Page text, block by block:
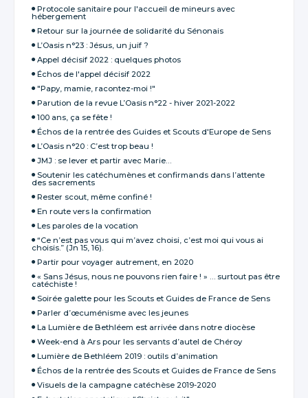
Protocole sanitaire pour l'accueil de mineurs avec
hébergement
Retour sur la journée de solidarité du Sénonais
L’Oasis n°23 : Jésus, un juif ?
Appel décisif 2022 : quelques photos
Échos de l'appel décisif 2022
"Papy, mamie, racontez-moi !"
Parution de la revue L’Oasis n°22 - hiver 2021-2022
100 ans, ça se fête !
Échos de la rentrée des Guides et Scouts d'Europe de Sens
L’Oasis n°20 : C’est trop beau !
JMJ : se lever et partir avec Marie…
Soutenir les catéchumènes et confirmands dans l’attente
des sacrements
Rester scout, même confiné !
En route vers la confirmation
Les paroles de la vocation
“Ce n’est pas vous qui m’avez choisi, c’est moi qui vous ai
choisis.” (Jn 15, 16).
Partir pour voyager autrement, en 2020
« Sans Jésus, nous ne pouvons rien faire ! » … surtout pas être
catéchiste !
Soirée galette pour les Scouts et Guides de France de Sens
Parler d’œcuménisme avec les jeunes
La Lumière de Bethléem est arrivée dans notre diocèse
Week-end à Ars pour les servants d’autel de Chéroy
Lumière de Bethléem 2019 : outils d’animation
Échos de la rentrée des Scouts et Guides de France de Sens
Visuels de la campagne catéchèse 2019-2020